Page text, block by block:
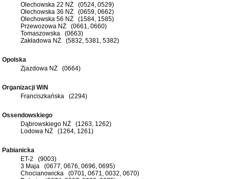
Olechowska 22 NŻ (0524, 0529)
Olechowska 36 NŻ (0659, 0662)
Olechowska 56 NŻ (1584, 1585)
Przewozowa NŻ (0661, 0660)
Tomaszowska (0663)
Zakładowa NŻ (5832, 5381, 5382)
Opolska
Zjazdowa NŻ (0664)
Organizacji WiN
Franciszkańska (2294)
Ossendowskiego
Dąbrowskiego NŻ (1263, 1262)
Lodowa NŻ (1264, 1261)
Pabianicka
ET-2 (9003)
3 Maja (0677, 0676, 0696, 0695)
Chocianowicka (0701, 0671, 0032, 0670)